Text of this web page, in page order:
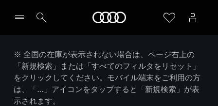
※ 全国の在庫が表示されない場合は、ページ右上の
「新規検索」または「すべてのフィルタをリセット」
をクリックしてください。モバイル端末をご利用の方
は、「…」アイコンをタップすると「新規検索」が表
示されます。